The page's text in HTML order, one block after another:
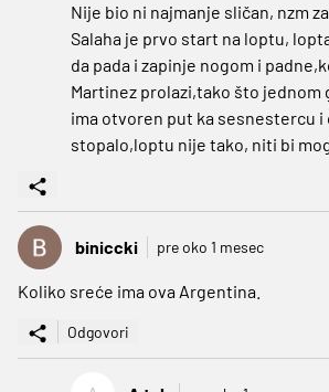
Nije bio ni najmanje sličan, nzm
Salaha je prvo start na loptu,
da pada i zapinje nogom i
Martinez prolazi,tako što jednom
ima otvoren put ka sesnestercu i
stopalo,loptu nije tako, niti bi
biniccki pre oko 1 mesec
Koliko sreće ima ova Argentina.
Odgovori